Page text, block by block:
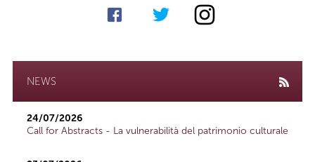
NEWS
24/07/2026
Call for Abstracts - La vulnerabilità del patrimonio culturale